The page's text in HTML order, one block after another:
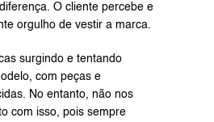
O cliente percebe e
orgulho de vestir a marca.
surgindo e tentando
com peças e
No entanto, não nos
com isso, pois sempre